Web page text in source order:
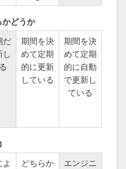
どうか
だ
し
期間を決
めて定期
的に更新
している
期間を決
めて定期
的に自動
で更新し
ている
どちらか
エンジニ